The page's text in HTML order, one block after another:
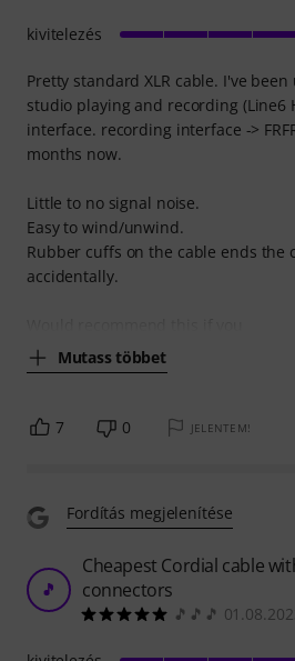
Pretty standard XLR cable. I've
studio playing and recording (Line6
interface. recording interface ->
months now.
Little to no signal noise.
Easy to wind/unwind.
Rubber cuffs on the cable ends the
accidentally.
Mutass többet
kivitelezés
7 0 JELENTEM!
Fordítás megjelenítése
🎵
Cheapest Cordial cable
connectors
🎵🎵🎵